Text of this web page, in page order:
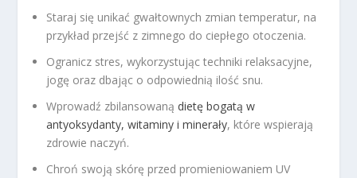
Staraj się unikać gwałtownych zmian temperatur, na
przykład przejść z zimnego do ciepłego otoczenia.
Ogranicz stres, wykorzystując techniki relaksacyjne,
jogę oraz dbając o odpowiednią ilość snu.
Wprowadź zbilansowaną dietę bogatą w
antyoksydanty, witaminy i minerały, które wspierają
zdrowie naczyń.
Chroń swoją skórę przed promieniowaniem UV